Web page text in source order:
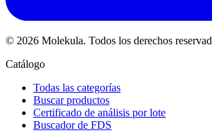
© 2026 Molekula. Todos los derechos
Catálogo
Todas las categorías
Buscar productos
Certificado de análisis por lote
Buscador de FDS